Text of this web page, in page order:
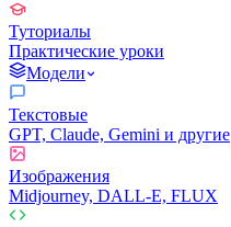
Туториалы
Практические уроки
Модели
Текстовые
GPT, Claude, Gemini и другие
Изображения
Midjourney, DALL-E, FLUX